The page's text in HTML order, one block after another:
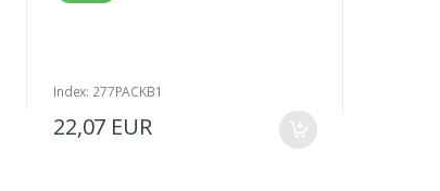
Index: 277PACKB1
22,07 EUR